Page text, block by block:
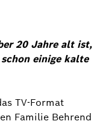
20 Jahre alt ist,
einige kalte
TV-Format
Familie Behrend